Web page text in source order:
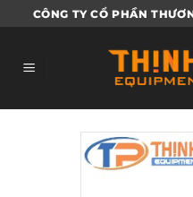
qua
dung
CÔNG TY CỔ PHẦN